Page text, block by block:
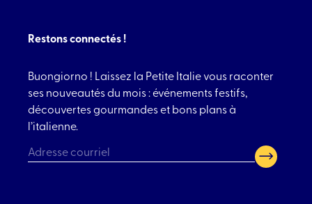
Restons connectés !
Buongiorno ! Laissez la Petite Italie vous raconter
ses nouveautés du mois : événements festifs,
découvertes gourmandes et bons plans à
l’italienne.